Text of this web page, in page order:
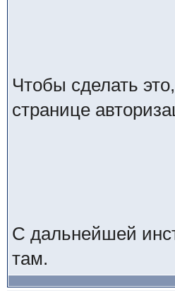
Чтобы сделать
странице
С дальнейшей
там.